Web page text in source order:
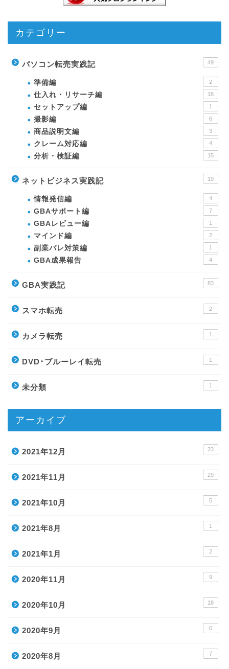
カテゴリー
パソコン転売実践記 49
準備編 2
仕入れ・リサーチ編 18
セットアップ編 1
撮影編 6
商品説明文編 3
クレーム対応編 4
分析・検証編 15
ネットビジネス実践記 19
情報発信編 4
GBAサポート編 7
GBAレビュー編 1
マインド編 2
副業バレ対策編 1
GBA成果報告 4
GBA実践記 83
スマホ転売 2
カメラ転売 1
DVD･ブルーレイ転売 1
未分類 1
アーカイブ
2021年12月 23
2021年11月 29
2021年10月 5
2021年8月 1
2021年1月 2
2020年11月 9
2020年10月 18
2020年9月 6
2020年8月 7